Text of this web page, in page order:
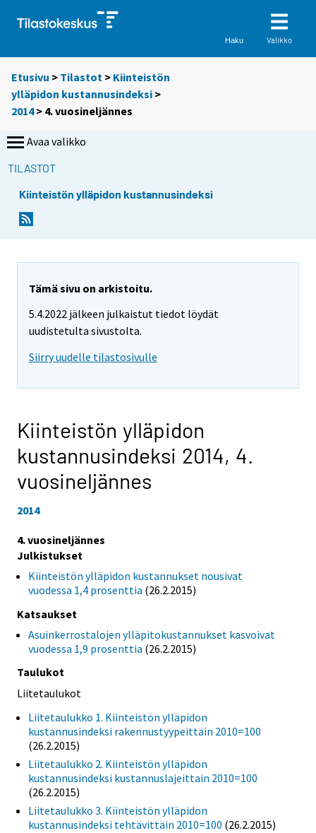
Haku Valikko
Etusivu > Tilastot > Kiinteistön
ylläpidon kustannusindeksi >
2014> 4. vuosineljännes
Avaa valikko
TILASTOT
Kiinteistön ylläpidon kustannusindeksi
Tämä sivu on arkistoitu.
5.4.2022 jälkeen julkaistut tiedot löydät
uudistetulta sivustolta.
Siirry uudelle tilastosivulle
Kiinteistön ylläpidon
kustannusindeksi 2014, 4.
vuosineljännes
2014
4. vuosineljännes
Julkistukset
Kiinteistön ylläpidon kustannukset nousivat
vuodessa 1,4 prosenttia (26.2.2015)
Katsaukset
Asuinkerrostalojen ylläpitokustannukset kasvoivat
vuodessa 1,9 prosenttia (26.2.2015)
Taulukot
Liitetaulukot
Liitetaulukko 1. Kiinteistön ylläpidon
kustannusindeksi rakennustyypeittäin 2010=100
(26.2.2015)
Liitetaulukko 2. Kiinteistön ylläpidon
kustannusindeksi kustannuslajeittain 2010=100
(26.2.2015)
Liitetaulukko 3. Kiinteistön ylläpidon
kustannusindeksi tehtävittäin 2010=100 (26.2.2015)